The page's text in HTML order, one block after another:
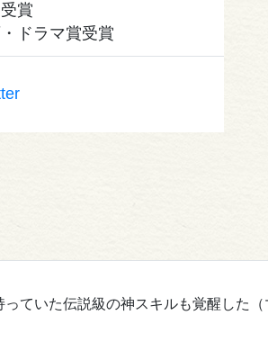
賞
ドラマ賞受賞
ていた伝説級の神スキルも覚醒した